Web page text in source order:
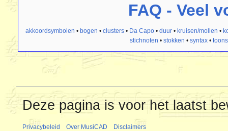
FAQ - Veel
akkoordsymbolen • bogen • clusters • Da Capo • duur • kruisen/mollen •
stichnoten •stokken •syntax •
Deze pagina is voor het laatst
Privacybeleid Over MusiCAD Disclaimers